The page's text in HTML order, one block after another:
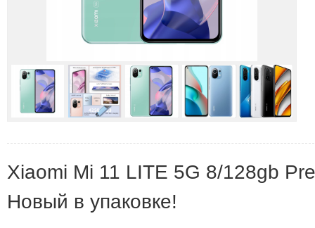
Xiaomi Mi 11 LITE 5G 8/128gb
Новый в упаковке!